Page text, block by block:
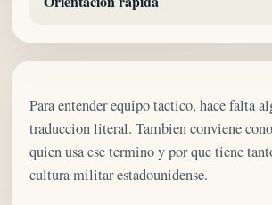
Para entender equipo tactico, hace falta
traduccion literal. Tambien conviene
quien usa ese termino y por que tiene
cultura militar estadounidense.